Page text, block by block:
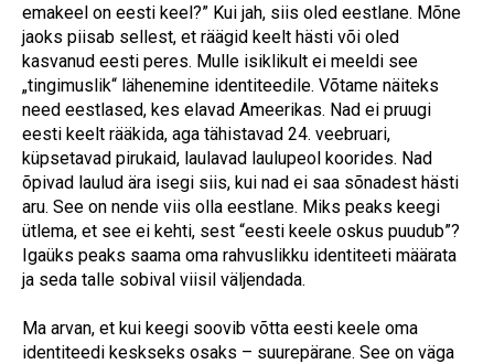
emakeel on eesti keel?” Kui jah, siis oled eestlane. Mõne
jaoks piisab sellest, et räägid keelt hästi või oled
kasvanud eesti peres. Mulle isiklikult ei meeldi see
„tingimuslik“ lähenemine identiteedile. Võtame näiteks
need eestlased, kes elavad Ameerikas. Nad ei pruugi
eesti keelt rääkida, aga tähistavad 24. veebruari,
küpsetavad pirukaid, laulavad laulupeol koorides. Nad
õpivad laulud ära isegi siis, kui nad ei saa sõnadest hästi
aru. See on nende viis olla eestlane. Miks peaks keegi
ütlema, et see ei kehti, sest “eesti keele oskus puudub”?
Igaüks peaks saama oma rahvuslikku identiteeti määrata
ja seda talle sobival viisil väljendada.
Ma arvan, et kui keegi soovib võtta eesti keele oma
identiteedi keskseks osaks – suurepärane. See on väga